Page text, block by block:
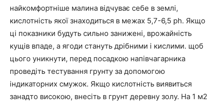
найкомфортніше малина відчуває себе в землі,
кислотність якої знаходиться в межах 5,7-6,5 ph. Якщо
ці показники будуть сильно занижені, врожайність
кущів впаде, а ягоди стануть дрібними і кислими. щоб
цього уникнути, перед посадкою напівчагарника
проведіть тестування грунту за допомогою
індикаторних смужок. Якщо кислотність виявиться
занадто високою, внесіть в грунт деревну золу. На 1 м2